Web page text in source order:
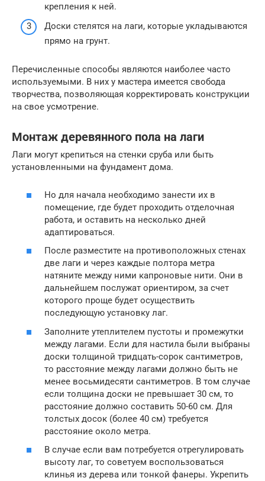
крепления к ней.
Доски стелятся на лаги, которые укладываются
прямо на грунт.
Перечисленные способы являются наиболее часто
используемыми. В них у мастера имеется свобода
творчества, позволяющая корректировать конструкции
на свое усмотрение.
Монтаж деревянного пола на лаги
Лаги могут крепиться на стенки сруба или быть
установленными на фундамент дома.
Но для начала необходимо занести их в
помещение, где будет проходить отделочная
работа, и оставить на несколько дней
адаптироваться.
После разместите на противоположных стенах
две лаги и через каждые полтора метра
натяните между ними капроновые нити. Они в
дальнейшем послужат ориентиром, за счет
которого проще будет осуществить
последующую установку лаг.
Заполните утеплителем пустоты и промежутки
между лагами. Если для настила были выбраны
доски толщиной тридцать-сорок сантиметров,
то расстояние между лагами должно быть не
менее восьмидесяти сантиметров. В том случае
если толщина доски не превышает 30 см, то
расстояние должно составить 50-60 см. Для
толстых досок (более 40 см) требуется
расстояние около метра.
В случае если вам потребуется отрегулировать
высоту лаг, то советуем воспользоваться
клинья из дерева или тонкой фанеры. Укрепить